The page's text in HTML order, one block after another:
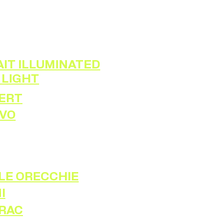
ILLUMINATED
LIGHT
ORECCHIE